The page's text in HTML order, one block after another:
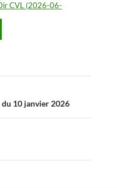
CVL (2026-06-
du 10 janvier 2026